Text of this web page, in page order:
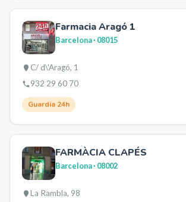
Farmacia Aragó 1
Barcelona· 08015
C/ d\'Aragó, 1
932 29 60 70
Guardia 24h
FARMÀCIA CLAPÉS
Barcelona· 08002
La Rambla, 98